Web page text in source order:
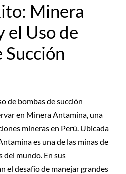
Minera
el Uso de
Succión
de bombas de succión
en Minera Antamina, una
mineras en Perú. Ubicada
es una de las minas de
del mundo. En sus
el desafío de manejar grandes